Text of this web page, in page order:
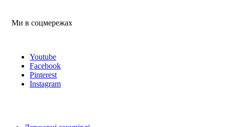
Ми в соцмережах
Youtube
Facebook
Pinterest
Instagram